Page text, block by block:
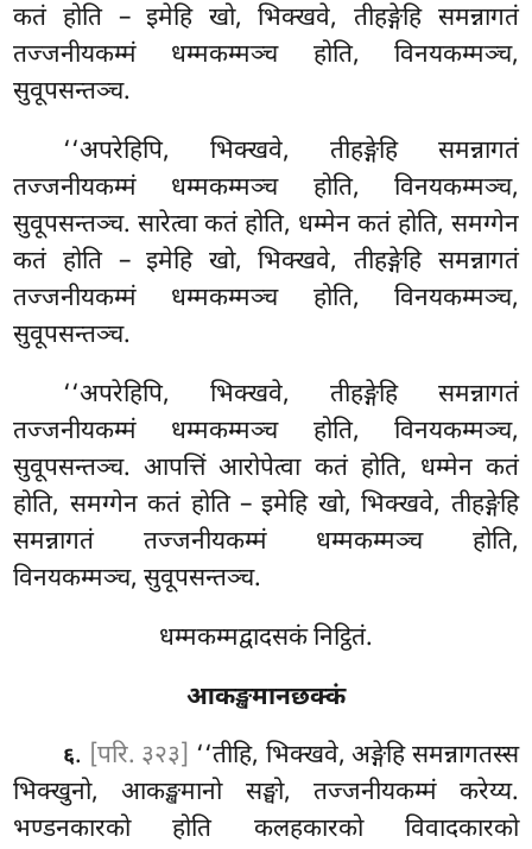
कतं होति – इमेहि खो, भिक्खवे, तीहङ्गेहि समन्नागतं
तज्जनीयकम्मं धम्मकम्मञ्च होति, विनयकम्मञ्च,
सुवूपसन्तञ्च.
‘‘अपरेहिपि, भिक्खवे, तीहङ्गेहि समन्नागतं
तज्जनीयकम्मं धम्मकम्मञ्च होति, विनयकम्मञ्च,
सुवूपसन्तञ्च. सारेत्वा कतं होति, धम्मेन कतं होति, समग्गेन
कतं होति – इमेहि खो, भिक्खवे, तीहङ्गेहि समन्नागतं
तज्जनीयकम्मं धम्मकम्मञ्च होति, विनयकम्मञ्च,
सुवूपसन्तञ्च.
‘‘अपरेहिपि, भिक्खवे, तीहङ्गेहि समन्नागतं
तज्जनीयकम्मं धम्मकम्मञ्च होति, विनयकम्मञ्च,
सुवूपसन्तञ्च. आपत्तिं आरोपेत्वा कतं होति, धम्मेन कतं
होति, समग्गेन कतं होति – इमेहि खो, भिक्खवे, तीहङ्गेहि
समन्नागतं तज्जनीयकम्मं धम्मकम्मञ्च होति,
विनयकम्मञ्च, सुवूपसन्तञ्च.
धम्मकम्मद्वादसकं निट्ठितं.
आकङ्खमानछक्कं
६. [परि. ३२३] ‘‘तीहि, भिक्खवे, अङ्गेहि समन्नागतस्स
भिक्खुनो, आकङ्खमानो सङ्घो, तज्जनीयकम्मं करेय्य.
भण्डनकारको होति कलहकारको विवादकारको